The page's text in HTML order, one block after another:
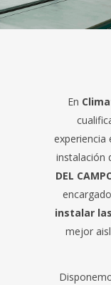
En
experiencia
instalación
DEL
instalar
mejor